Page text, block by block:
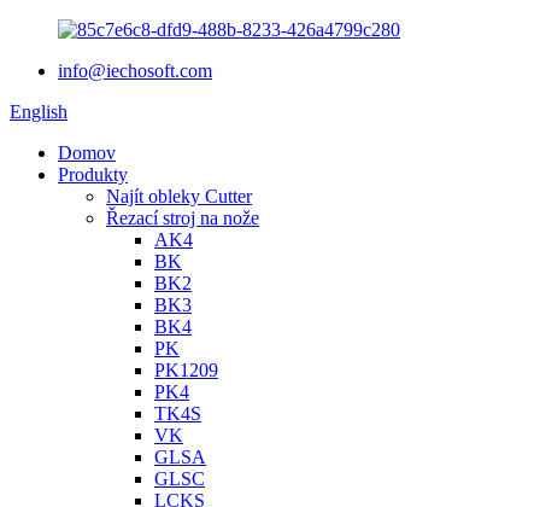
info@iechosoft.com
English
Domov
Produkty
Najít obleky Cutter
Řezací stroj na nože
AK4
BK
BK2
BK3
BK4
PK
PK1209
PK4
TK4S
VK
GLSA
GLSC
LCKS